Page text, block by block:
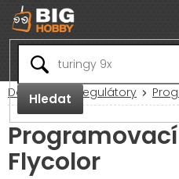
Přejít
na
obsah
Hledat
Domů RC Regulátory
Flycolor